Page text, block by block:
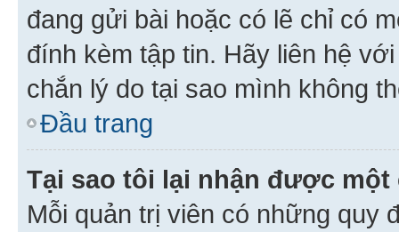
đang gửi bài hoặc có lẽ chỉ có
đính kèm tập tin. Hãy liên hệ
chắn lý do tại sao mình không
Đầu trang
Tại sao tôi lại nhận được một
Mỗi quản trị viên có những quy